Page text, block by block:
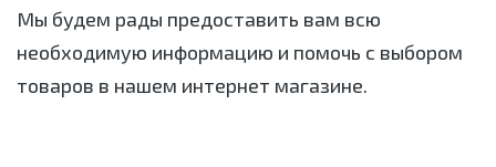
Мы будем рады предоставить вам всю
необходимую информацию и помочь с выбором
товаров в нашем интернет магазине.